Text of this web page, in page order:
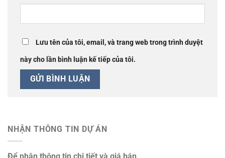
Lưu tên của tôi, email, và trang web trong trình duyệt
này cho lần bình luận kế tiếp của tôi.
NHẬN THÔNG TIN DỰ ÁN